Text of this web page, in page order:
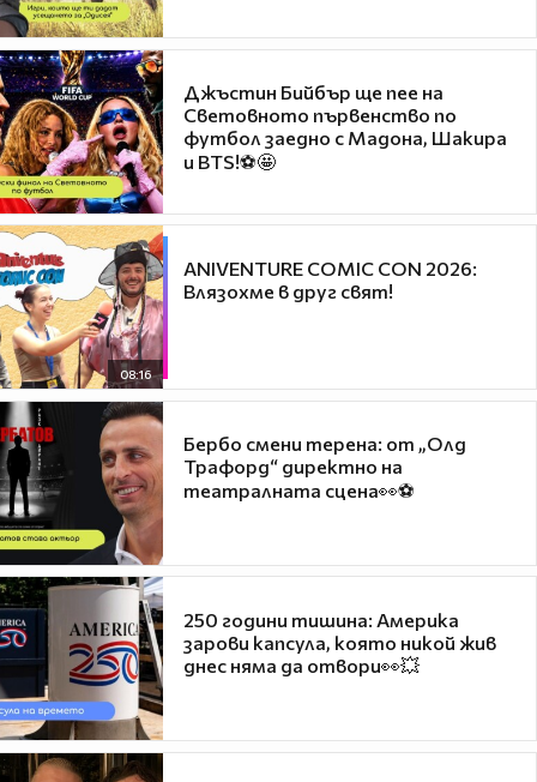
Джъстин Бийбър ще пее на
Световното първенство по
футбол заедно с Мадона, Шакира
и BTS!⚽🤩
08:16
ANIVENTURE COMIC CON 2026:
Влязохме в друг свят!
Бербо смени терена: от „Олд
Трафорд“ директно на
театралната сцена👀⚽
250 години тишина: Америка
зарови капсула, която никой жив
днес няма да отвори👀💥